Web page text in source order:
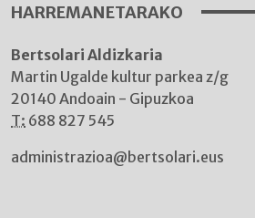
HARREMANETARAKO
Bertsolari Aldizkaria
Martin Ugalde kultur parkea z/g
20140 Andoain - Gipuzkoa
T: 688 827 545
administrazioa@bertsolari.eus